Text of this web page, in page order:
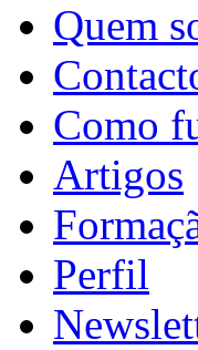
Quem
Como
Artigos
Perfil